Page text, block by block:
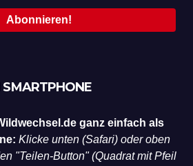
ganz einfach als
Klicke unten (Safari) oder oben
"Teilen-Button" (Quadrat mit Pfeil